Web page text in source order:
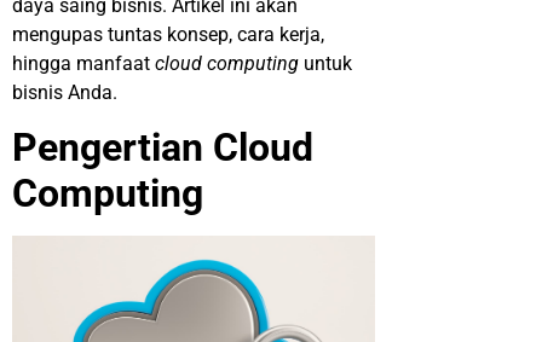
daya saing bisnis. Artikel ini akan
mengupas tuntas konsep, cara kerja,
hingga manfaat cloud computing untuk
bisnis Anda.
Pengertian Cloud
Computing